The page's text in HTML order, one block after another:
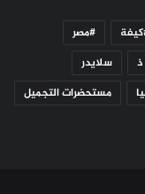
#مصر
ذ
سلايدر
مستحضرات التجميل